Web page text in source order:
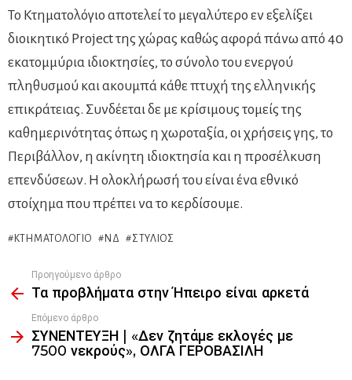
Το Κτηματολόγιο αποτελεί το μεγαλύτερο εν εξελίξει
διοικητικό Project της χώρας καθώς αφορά πάνω από 40
εκατομμύρια ιδιοκτησίες, το σύνολο του ενεργού
πληθυσμού και ακουμπά κάθε πτυχή της ελληνικής
επικράτειας. Συνδέεται δε με κρίσιμους τομείς της
καθημερινότητας όπως η χωροταξία, οι χρήσεις γης, το
Περιβάλλον, η ακίνητη ιδιοκτησία και η προσέλκυση
επενδύσεων. Η ολοκλήρωσή του είναι ένα εθνικό
στοίχημα που πρέπει να το κερδίσουμε.
ΚΤΗΜΑΤΟΛΌΓΙΟ ΝΔ ΣΤΎΛΙΟΣ
more
Προηγούμενο άρθρο
Τα προβλήματα στην Ήπειρο είναι αρκετά
Επόμενο άρθρο
ΣΥΝΕΝΤΕΥΞΗ | «Δεν ζητάμε εκλογές με
7500 νεκρούς», ΟΛΓΑ ΓΕΡΟΒΑΣΙΛΗ